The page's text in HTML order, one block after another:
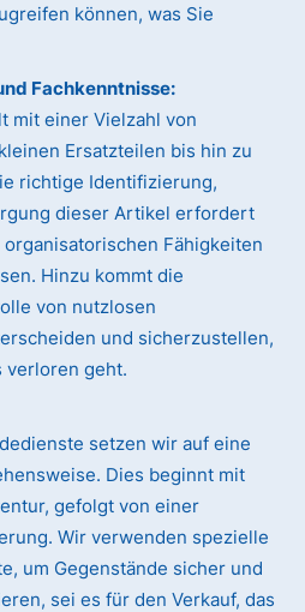
können, was Sie
Fachkenntnisse:
mit einer Vielzahl von
Ersatzteilen bis hin zu
richtige Identifizierung,
dieser Artikel erfordert
Fähigkeiten
Hinzu kommt die
von nutzlosen
und sicherzustellen,
verloren geht.
setzen wir auf eine
Dies beginnt mit
gefolgt von einer
Wir verwenden spezielle
um Gegenstände sicher und
sei es für den Verkauf, das